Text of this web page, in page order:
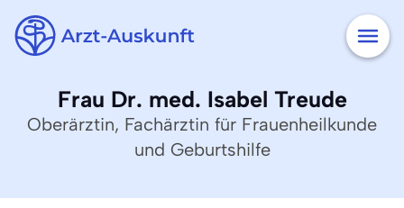
Frau Dr. med. Isabel Treude
Oberärztin, Fachärztin für Frauenheilkunde
und Geburtshilfe